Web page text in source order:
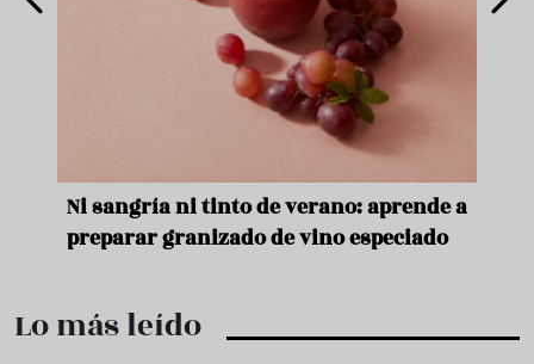
Ni sangría ni tinto de verano: aprende a
preparar granizado de vino especiado
Lo más leído